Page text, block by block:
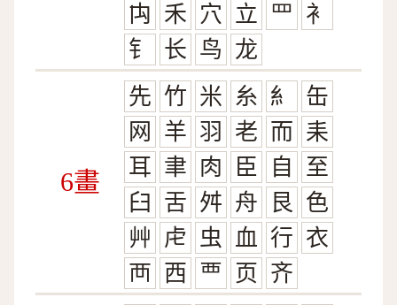
禸 禾 穴 立 罒 衤
钅
长 鸟 龙
6畫
先 竹 米 糸 糹
缶
网
羊 羽 老 而 耒
耳 聿 肉 臣 自
至
臼 舌 舛 舟 艮
色
艸
虍 虫 血 行 衣
襾 西 覀 页 齐